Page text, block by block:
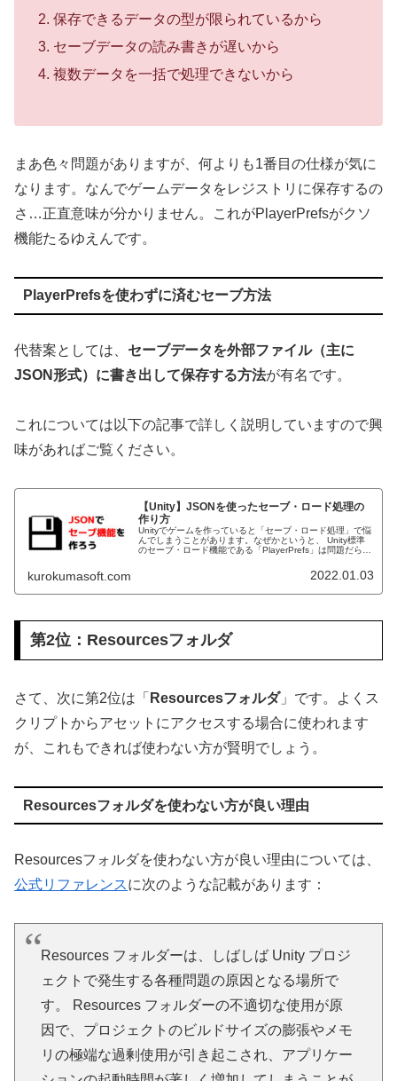
保存できるデータの型が限られているから
セーブデータの読み書きが遅いから
複数データを一括で処理できないから
まあ色々問題がありますが、何よりも1番目の仕様が気に
なります。なんでゲームデータをレジストリに保存するの
さ…正直意味が分かりません。これがPlayerPrefsがクソ
機能たるゆえんです。
PlayerPrefsを使わずに済むセーブ方法
代替案としては、 セーブデータを外部ファイル（主に
JSON形式）に書き出して保存する方法が有名です。
これについては以下の記事で詳しく説明していますので興
味があればご覧ください。
【Unity】JSONを使ったセーブ・ロード処理の
作り方
Unityでゲームを作っていると「セーブ・ロード処理」で悩
んでしまうことがあります。なぜかというと、 Unity標準
のセーブ・ロード機能である「PlayerPrefs」は問題だらけ
kurokumasoft.com 2022.01.03
第2位：Resourcesフォルダ
さて、次に第2位は「 Resourcesフォルダ」です。よくス
クリプトからアセットにアクセスする場合に使われます
が、これもできれば使わない方が賢明でしょう。
Resourcesフォルダを使わない方が良い理由
Resourcesフォルダを使わない方が良い理由については、
公式リファレンスに次のような記載があります：
Resources フォルダーは、しばしば Unity プロジ
ェクトで発生する各種問題の原因となる場所で
す。 Resources フォルダーの不適切な使用が原
因で、プロジェクトのビルドサイズの膨張やメモ
リの極端な過剰使用が引き起こされ、アプリケー